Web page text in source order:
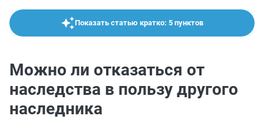
Показать статью кратко: 5 пунктов
Можно ли отказаться от
наследства в пользу другого
наследника